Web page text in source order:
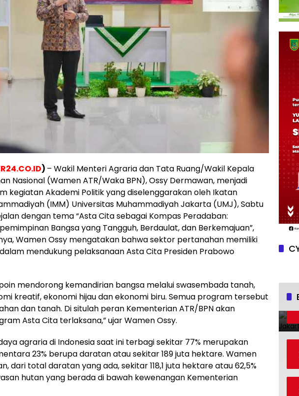
) – Wakil Menteri Agraria dan Tata Ruang/Wakil Kepala
Nasional (Wamen ATR/Waka BPN), Ossy Dermawan, menjadi
kegiatan Akademi Politik yang diselenggarakan oleh Ikatan
(IMM) Universitas Muhammadiyah Jakarta (UMJ), Sabtu
dengan tema “Asta Cita sebagai Kompas Peradaban:
Bangsa yang Tangguh, Berdaulat, dan Berkemajuan”,
Wamen Ossy mengatakan bahwa sektor pertanahan memiliki
mendukung pelaksanaan Asta Cita Presiden Prabowo
mendorong kemandirian bangsa melalui swasembada tanah,
kreatif, ekonomi hijau dan ekonomi biru. Semua program tersebut
dan tanah. Di situlah peran Kementerian ATR/BPN akan
Asta Cita terlaksana,” ujar Wamen Ossy.
agraria di Indonesia saat ini terbagi sekitar 77% merupakan
23% berupa daratan atau sekitar 189 juta hektare. Wamen
dari total daratan yang ada, sekitar 118,1 juta hektare atau 62,5%
hutan yang berada di bawah kewenangan Kementerian